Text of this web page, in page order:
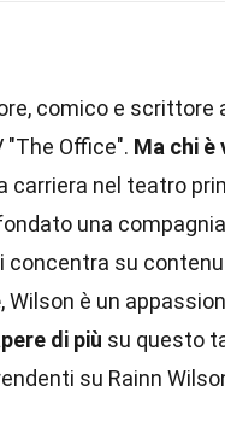
comico e scrittore
"The Office". Ma chi è
carriera nel teatro
una
su
, Wilson è un
di più su questo
su Rainn